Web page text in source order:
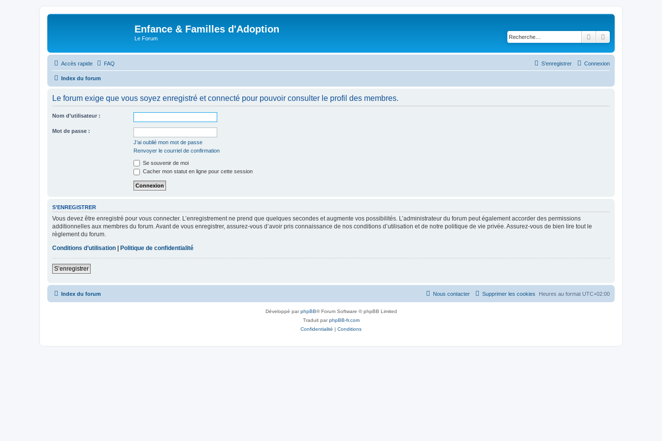
Enfance & Familles d'Adoption
Le Forum Rechercher
Accès rapide FAQ Connexion
S’enregistrer
Index du forum
Le forum exige que vous soyez enregistré et connecté pour pouvoir consulter le profil des membres.
Nom d’utilisateur :
Mot de passe :
J’ai oublié mon mot de passe
Renvoyer le courriel de confirmation
Se souvenir de moi
Cacher mon statut en ligne pour cette session
S’ENREGISTRER
Vous devez être enregistré pour vous connecter. L’enregistrement ne prend que quelques secondes et augmente vos possibilités. L’administrateur du forum peut également accorder des permissions
additionnelles aux membres du forum. Avant de vous enregistrer, assurez-vous d’avoir pris connaissance de nos conditions d’utilisation et de notre politique de vie privée. Assurez-vous de bien lire tout le
règlement du forum.
Conditions d’utilisation
Politique de confidentialité
S’enregistrer
Index du forum Heures au format UTC+02:00
Supprimer les cookies
Nous contacter
Développé parphpBB® Forum Software © phpBB Limited
Traduit parphpBB-fr.com
Confidentialité | Conditions